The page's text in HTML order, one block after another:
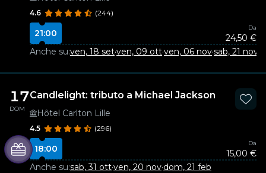
4.6 (244)
21:00
Da
24,50 €
Anche su:ven, 18 set·ven, 09 ott·ven, 06 nov·sab, 21 nov
17
DOM
Candlelight: tributo a Michael Jackson
Hôtel Carlton Lille
4.5 (296)
18:00
Da
15,00 €
Anche su:sab, 31 ott·ven, 20 nov·dom, 21 feb